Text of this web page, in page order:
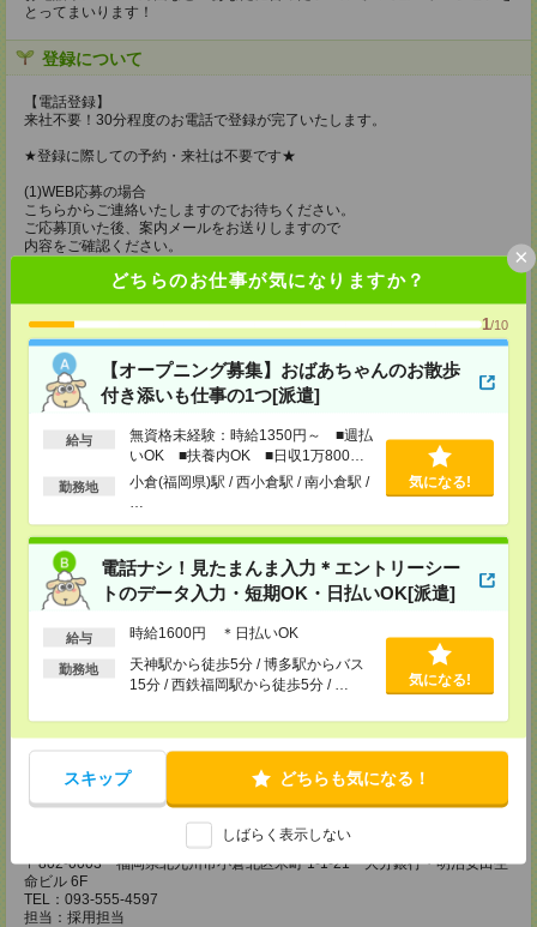
どちらのお仕事が気になりますか？
1/10
【オープニング募集】おばあちゃんのお散歩
付き添いも仕事の1つ[派遣]
給与
無資格未経験：時給1350円～ ■週払
いOK ■扶養内OK ■日収1万800円
以上
勤務地
小倉(福岡県)駅 / 西小倉駅 / 南小倉駅 /
気になる!
電話ナシ！見たまんま入力＊エントリーシー
トのデータ入力・短期OK・日払いOK[派遣]
給与 時給1600円 ＊日払いOK
勤務地
天神駅から徒歩5分 / 博多駅からバス
15分 / 西鉄福岡駅から徒歩5分 / …
気になる!
スキップ どちらも気になる！
しばらく表示しない
×
とってまいります！
登録について
【電話登録】
来社不要！30分程度のお電話で登録が完了いたします。
★登録に際しての予約・来社は不要です★
(1)WEB応募の場合
こちらからご連絡いたしますのでお待ちください。
ご応募頂いた後、案内メールをお送りしますので
内容をご確認ください。
(2)電話応募の場合
お時間のあるときにお電話にてご応募いただければ
その場で登録も可能です。
持ち物
【電話登録】
弊社HPよりマイページ作成をお願いします
電話での登録の際に、マイページ作成をいただいた旨をお伝えください。
【電話登録】30分程度
・お仕事のご紹介など
登録場所
ケアサービス鹿児島支店
〒892-0846
鹿児島市加治屋町 15-9 大同生命鹿児島ビル 9F
TEL：099-239-1070
ケアサービス福岡支店
〒812-0024 福岡県福岡市博多区綱場町4-11 パシフィックコート博
多 3F（25.3.17～）
TEL：092-517-3686
担当：採用担当
〒802-0003 福岡県北九州市小倉北区米町 1-1-21 大分銀行・明治安田生
命ビル 6F
TEL：093-555-4597
担当：採用担当